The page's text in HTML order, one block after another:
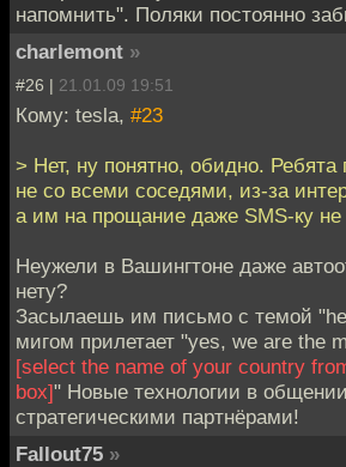
напомнить". Поляки постоянно
charlemont »
#26 | 21.01.09 19:51
Кому: tesla, #23
> Нет, ну понятно, обидно. Ребята
не со всеми соседями, из-за
а им на прощание даже SMS-ку не
Неужели в Вашингтоне даже
нету?
Засылаешь им письмо с темой
мигом прилетает "yes, we are the
[select the name of your country
box]" Новые технологии в
стратегическими партнёрами!
Fallout75 »